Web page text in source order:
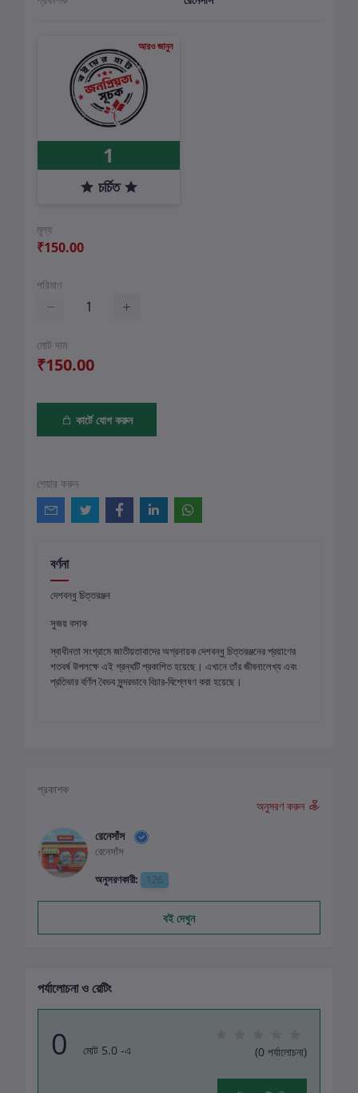
আরও জানুন
1
চর্চিত
মূল্য
₹150.00
পরিমাণ
মোট দাম
₹150.00
কার্টে যোগ করুন
শেয়ার করুন
বর্ণনা
দেশবন্ধু চিত্তরঞ্জন
সুজয় বসাক
স্বাধীনতা সংগ্রামে জাতীয়তাবাদের অগ্রনায়ক দেশবন্ধু চিত্তরঞ্জনের প্রয়াণের
শতবর্ষ উপলক্ষে এই গ্রন্থটি প্রকাশিত হয়েছে। এখানে তাঁর জীবনালেখ্য এবং
প্রতিভার বর্ণিল বৈভব সুন্দরভাবে বিচার-বিশ্লেষণ করা হয়েছে।
প্রকাশক
অনুসরণ করুন
রেনেসাঁস
রেনেসাঁস
অনুসরণকারী:
126
বই দেখুন
পর্যালোচনা ও রেটিং
0 মোট 5.0 -এ (0 পর্যালোচনা)